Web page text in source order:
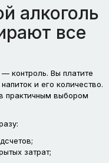
алкоголь
все
контроль. Вы платите
и его количество.
практичным выбором
затрат;